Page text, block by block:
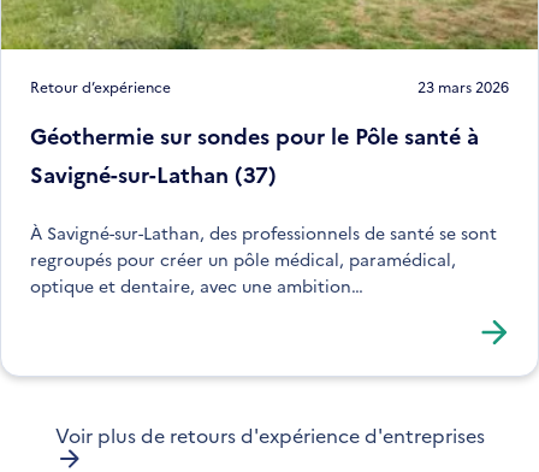
Retour d’expérience 23 mars 2026
Géothermie sur sondes pour le Pôle santé à
Savigné-sur-Lathan (37)
À Savigné-sur-Lathan, des professionnels de santé se sont
regroupés pour créer un pôle médical, paramédical,
optique et dentaire, avec une ambition
Voir plus de retours d'expérience d'entreprises